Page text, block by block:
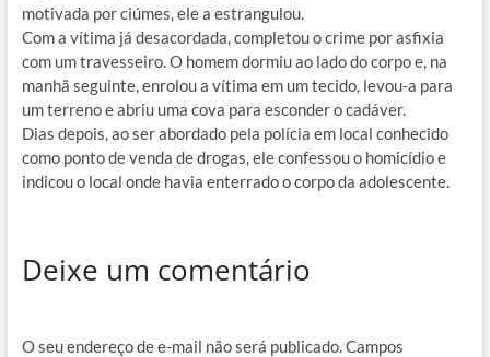
motivada por ciúmes, ele a estrangulou.
Com a vítima já desacordada, completou o crime por asfixia
com um travesseiro. O homem dormiu ao lado do corpo e, na
manhã seguinte, enrolou a vítima em um tecido, levou-a para
um terreno e abriu uma cova para esconder o cadáver.
Dias depois, ao ser abordado pela polícia em local conhecido
como ponto de venda de drogas, ele confessou o homicídio e
indicou o local onde havia enterrado o corpo da adolescente.
Deixe um comentário
O seu endereço de e-mail não será publicado.Campos